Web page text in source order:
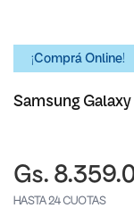
¡Comprá Online!
Samsung
Gs.
HASTA 24 CUOTAS